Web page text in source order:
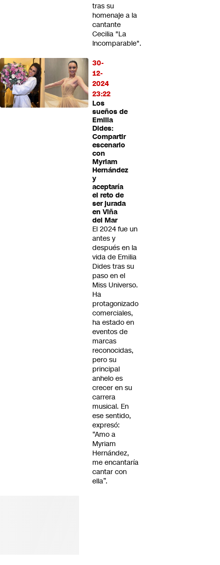
tras su
homenaje a la
cantante
Cecilia "La
Incomparable".
30-
12-
2024
23:22
Los
sueños de
Emilia
Dides:
Compartir
escenario
con
Myriam
Hernández
y
aceptaría
el reto de
ser jurada
en Viña
del Mar
El 2024 fue un
antes y
después en la
vida de Emilia
Dides tras su
paso en el
Miss Universo.
Ha
protagonizado
comerciales,
ha estado en
eventos de
marcas
reconocidas,
pero su
principal
anhelo es
crecer en su
carrera
musical. En
ese sentido,
expresó:
“Amo a
Myriam
Hernández,
me encantaría
cantar con
ella”.